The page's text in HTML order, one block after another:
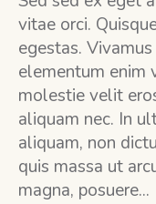
vitae orci.
egestas.
elementum enim
molestie velit
aliquam nec. In
aliquam, non
quis massa ut
magna, posuere...